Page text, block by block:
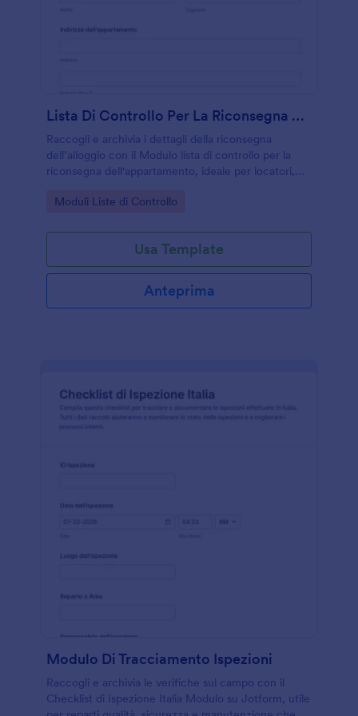
Lista Di Controllo Per La Riconsegna Dell'appartamento
Raccogli e archivia i dettagli della riconsegna
dell’alloggio con il Modulo lista di controllo per la
riconsegna dell'appartamento, ideale per locatori,
raccolta dati ordinata con Jotform.
Go to Category:
Moduli Liste di Controllo
Usa Template
Anteprima
Modulo Di Tracciamento Ispezioni
Raccogli e archivia le verifiche sul campo con il
Checklist di Ispezione Italia Modulo su Jotform, utile